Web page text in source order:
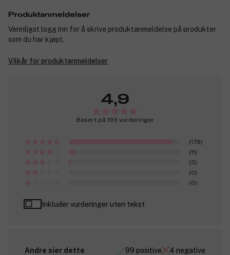
Produktanmeldelser
Vennligst logg inn for å skrive produktanmeldelse på produkter
som du har kjøpt.
Vilkår for produktanmeldelser
4,9
Basert på 193 vurderinger
(179)
(11)
(3)
(0)
(0)
Inkluder vurderinger uten tekst
Andre sier dette 99 positive 4 negative